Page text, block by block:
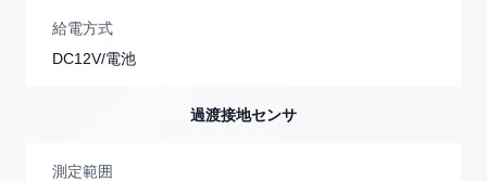
給電方式
DC12V/電池
過渡接地センサ
測定範囲